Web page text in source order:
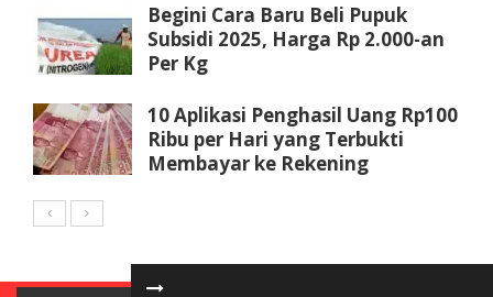
Begini Cara Baru Beli Pupuk
Subsidi 2025, Harga Rp 2.000-an
Per Kg
10 Aplikasi Penghasil Uang Rp100
Ribu per Hari yang Terbukti
Membayar ke Rekening